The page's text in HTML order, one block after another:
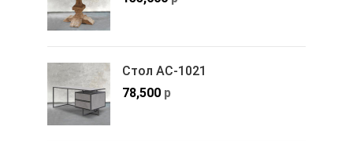
Стол АС-1021
78,500 р